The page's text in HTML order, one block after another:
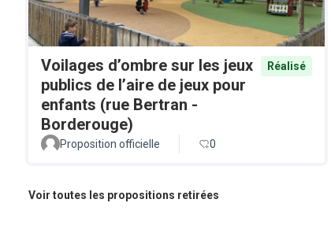
Voilages d’ombre sur les jeux
publics de l’aire de jeux pour
enfants (rue Bertran -
Borderouge)
Réalisé
Proposition officielle 0
Voir toutes les propositions retirées